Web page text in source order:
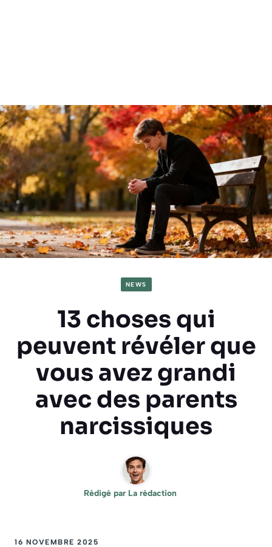
NEWS
13 choses qui
peuvent révéler que
vous avez grandi
avec des parents
narcissiques
Rédigé par La rédaction
16 NOVEMBRE 2025